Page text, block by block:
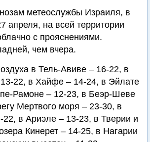
метеослужбы Израиля, в
апреля, на всей территории
с прояснениями.
чем вчера.
в Тель-Авиве – 16-22, в
22, в Хайфе – 14-24, в Эйлате
Рамоне – 12-23, в Беэр-Шеве
Мертвого моря – 23-30, в
в Ариэле – 13-23, в Тверии и
Кинерет – 14-25, в Нагарии